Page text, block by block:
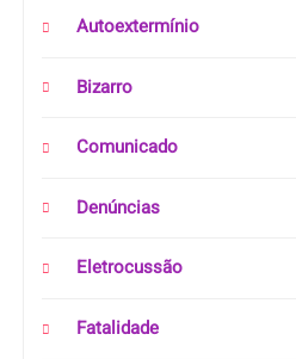
Autoextermínio
Bizarro
Comunicado
Denúncias
Eletrocussão
Fatalidade